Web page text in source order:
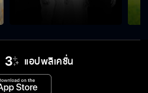
แอปพลิเคชั่น